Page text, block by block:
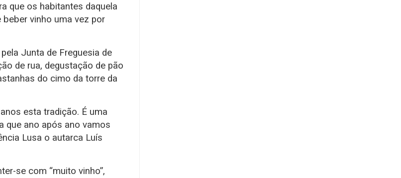
que os habitantes daquela
vinho uma vez por
Junta de Freguesia de
de rua, degustação de pão
do cimo da torre da
esta tradição. É uma
que ano após ano vamos
Lusa o autarca Luís
se com “muito vinho”,